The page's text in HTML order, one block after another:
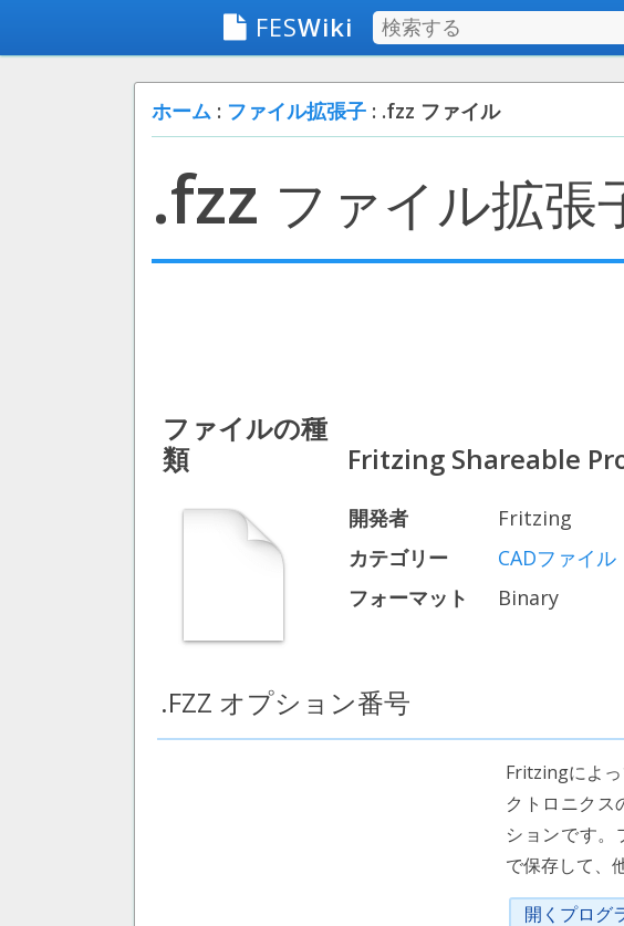
FESWiki
ホーム : ファイル拡張子 : .fzz ファイル
.fzz ファイル拡張
ファイルの種
類
Fritzing Shareable
開発者
Fritzing
カテゴリー
CADファイル
フォーマット
Binary
.FZZ オプション番号
Fritzingによ
クトロニクス
ションです。
で保存して、
開くプログ